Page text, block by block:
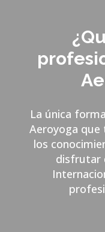
La única
Aeroyoga
los
disfrutar